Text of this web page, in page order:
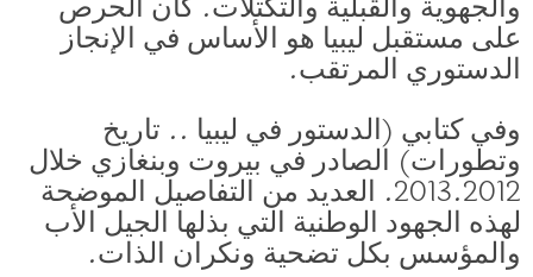
على مستقبل ليبيا هو الأساس في الإنجاز
الدستوري المرتقب.
وفي كتابي (الدستور في ليبيا .. تاريخ
وتطورات) الصادر في بيروت وبنغازي خلال
2013.2012. العديد من التفاصيل الموضحة
لهذه الجهود الوطنية التي بذلها الجيل الأب
والمؤسس بكل تضحية ونكران الذات.